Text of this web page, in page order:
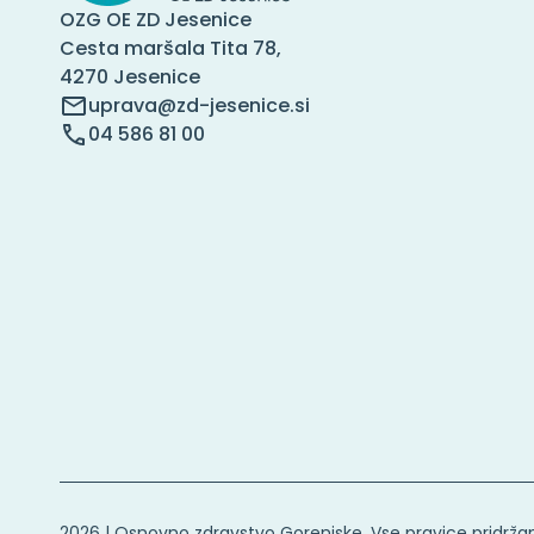
OZG OE ZD Jesenice
Cesta maršala Tita 78,
4270 Jesenice
uprava@zd-jesenice.si
04 586 81 00